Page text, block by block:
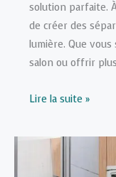
solution parfaite.
de créer des
lumière. Que
salon ou offrir
Comment
séparation
élégante
Lire la suite »